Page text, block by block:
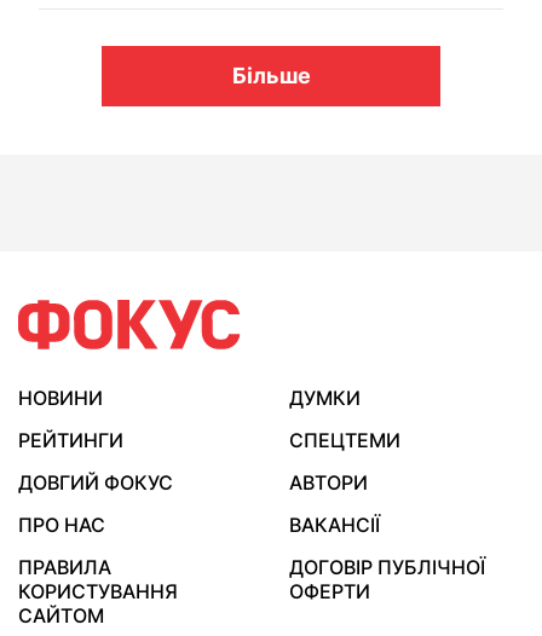
Більше
НОВИНИ
ДУМКИ
РЕЙТИНГИ
СПЕЦТЕМИ
ДОВГИЙ ФОКУС
АВТОРИ
ПРО НАС
ВАКАНСІЇ
ПРАВИЛА
КОРИСТУВАННЯ
САЙТОМ
ДОГОВІР ПУБЛІЧНОЇ
ОФЕРТИ